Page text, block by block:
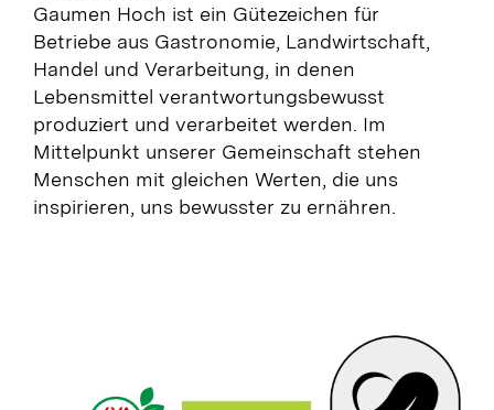
Gaumen Hoch ist ein Gütezeichen für
Betriebe aus Gastronomie, Landwirtschaft,
Handel und Verarbeitung, in denen
Lebensmittel verantwortungsbewusst
produziert und verarbeitet werden. Im
Mittelpunkt unserer Gemeinschaft stehen
Menschen mit gleichen Werten, die uns
inspirieren, uns bewusster zu ernähren.